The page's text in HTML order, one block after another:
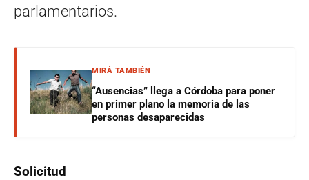
parlamentarios.
MIRÁ TAMBIÉN
“Ausencias” llega a Córdoba para poner
en primer plano la memoria de las
personas desaparecidas
Solicitud